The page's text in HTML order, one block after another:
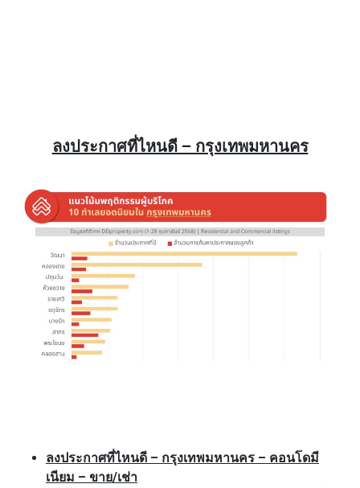
ลงประกาศที่ไหนดี – กรุงเทพมหานคร
ลงประกาศที่ไหนดี – กรุงเทพมหานคร – คอนโดมี
เนียม – ขาย/เช่า